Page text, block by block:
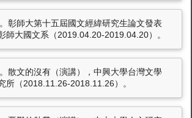
賣夢的人。九歌出版社九歌104年度散文
說的抒情徵狀及其倫理性實踐。科技部博
獎。
文集創作計畫。國家文化藝術基金會文學
彰師大第十五屆國文經緯研究生論文發表
師大國文系（2019.04.20-2019.04.20）。
散文的沒有（演講），中興大學台灣文學
所（2018.11.26-2018.11.26）。